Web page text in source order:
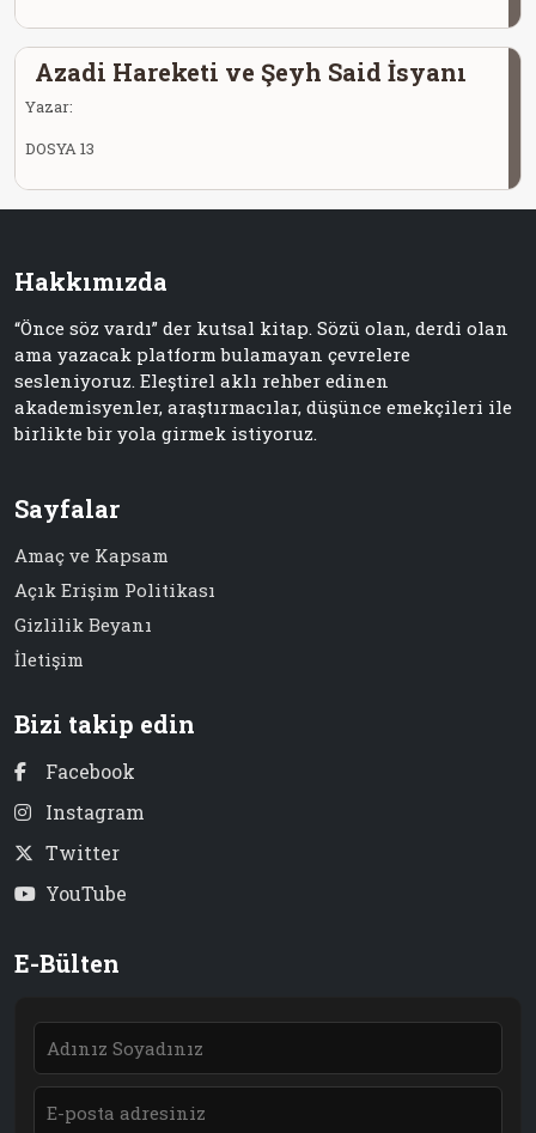
Azadi Hareketi ve Şeyh Said İsyanı
Yazar:
DOSYA 13
Hakkımızda
“Önce söz vardı” der kutsal kitap. Sözü olan, derdi olan
ama yazacak platform bulamayan çevrelere
sesleniyoruz. Eleştirel aklı rehber edinen
akademisyenler, araştırmacılar, düşünce emekçileri ile
birlikte bir yola girmek istiyoruz.
Sayfalar
Amaç ve Kapsam
Açık Erişim Politikası
Gizlilik Beyanı
İletişim
Bizi takip edin
Facebook
Instagram
Twitter
YouTube
E-Bülten